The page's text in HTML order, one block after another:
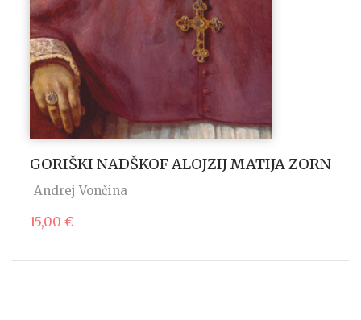
GORIŠKI NADŠKOF ALOJZIJ MATIJA ZORN
Andrej Vončina
15,00 €